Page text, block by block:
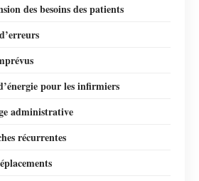
des besoins des patients
pour les infirmiers
administrative
récurrentes